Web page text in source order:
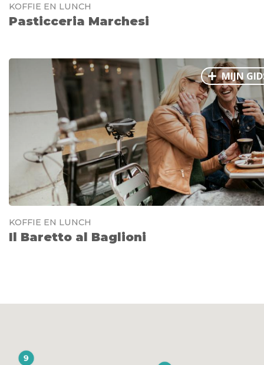
KOFFIE EN LUNCH
Pasticceria Marchesi
MIJN
KOFFIE EN LUNCH
Il Baretto al Baglioni